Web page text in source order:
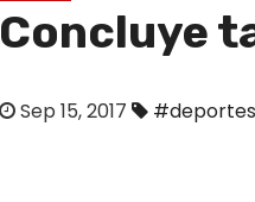
Concluye
Sep 15, 2017 #deportes